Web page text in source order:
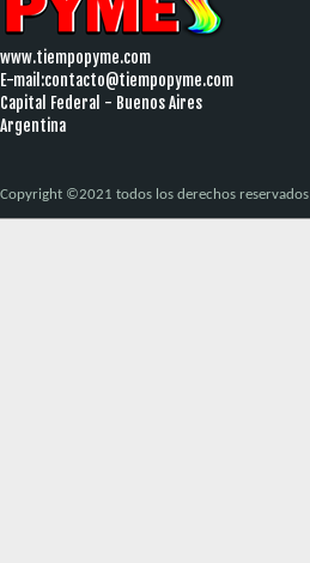
www.tiempopyme.com
E-mail:contacto@tiempopyme.com
Capital Federal - Buenos Aires
Argentina
Copyright ©2021 todos los derechos reservados